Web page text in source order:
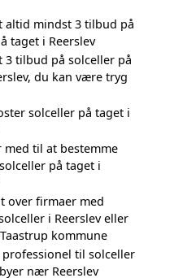
altid mindst 3 tilbud på
taget i Reerslev
3 tilbud på solceller på
du kan være tryg
solceller på taget i
med til at bestemme
på taget i
over firmaer med
i Reerslev eller
kommune
professionel til solceller
nær Reerslev